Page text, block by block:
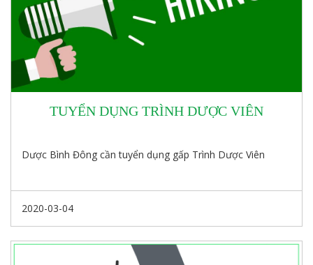
TUYỂN DỤNG TRÌNH DƯỢC VIÊN
Dược Bình Đông cần tuyển dụng gấp Trình Dược Viên
2020-03-04